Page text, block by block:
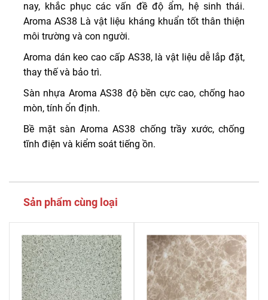
nay, khắc phục các vấn đề độ ẩm, hệ sinh thái.
Aroma AS38 Là vật liệu kháng khuẩn tốt thân thiện
môi trường và con người.
Aroma dán keo cao cấp AS38, là vật liệu dễ lắp đặt,
thay thế và bảo trì.
Sàn nhựa Aroma AS38 độ bền cực cao, chống hao
mòn, tính ổn định.
Bề mặt sàn Aroma AS38 chống trầy xước, chống
tĩnh điện và kiểm soát tiếng ồn.
Sản phẩm cùng loại